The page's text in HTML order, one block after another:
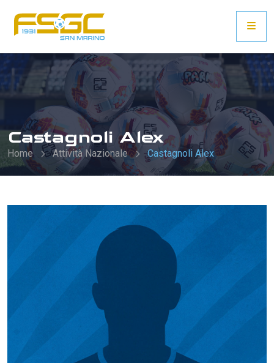
Castagnoli Alex
Home Attività Nazionale Castagnoli Alex